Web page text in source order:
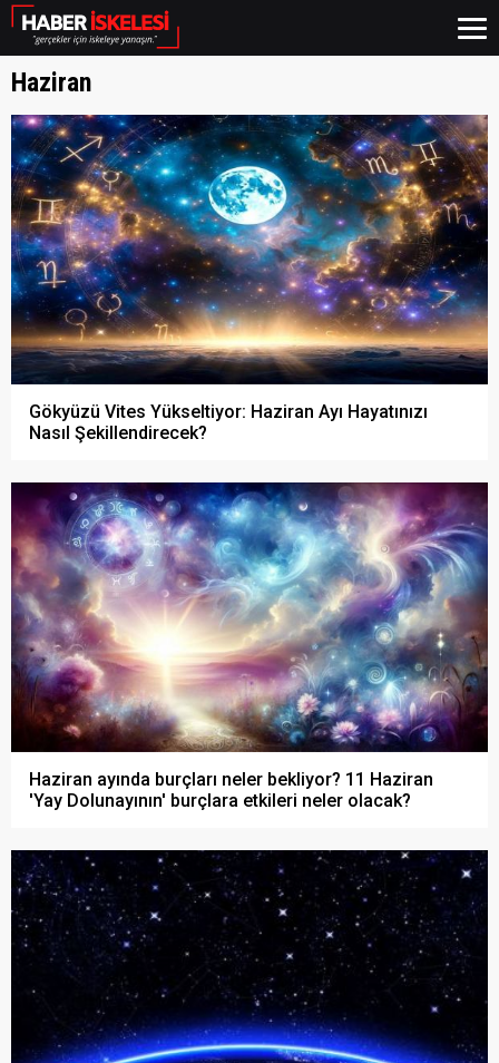
Haziran
Gökyüzü Vites Yükseltiyor: Haziran Ayı Hayatınızı
Nasıl Şekillendirecek?
Haziran ayında burçları neler bekliyor? 11 Haziran
'Yay Dolunayının' burçlara etkileri neler olacak?